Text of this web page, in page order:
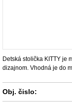
Detská stolička KITTY je
dizajnom. Vhodná je do
Obj. čislo: